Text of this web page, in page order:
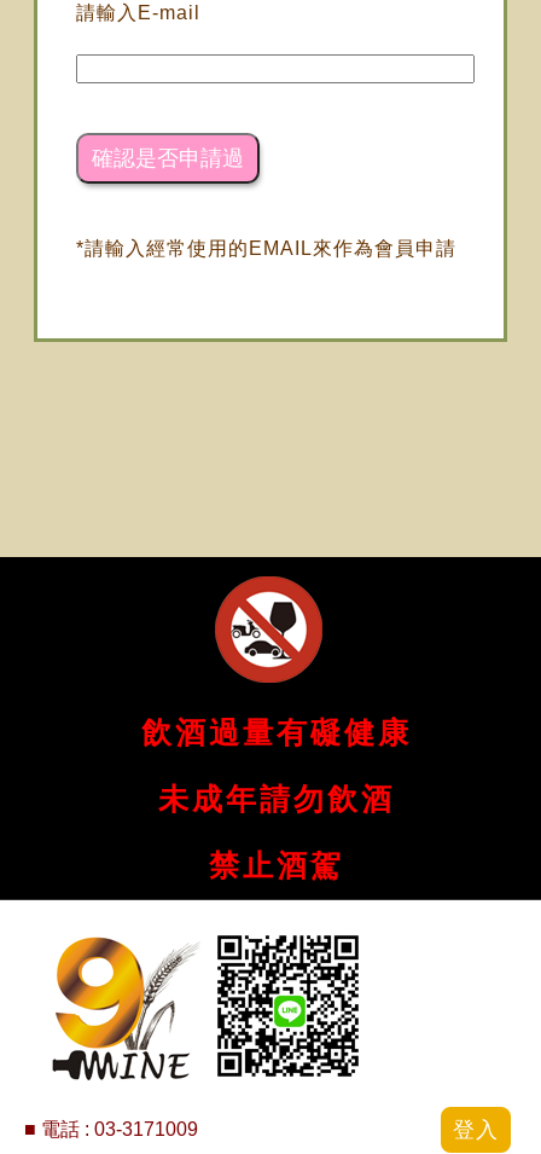
請輸入E-mail
*請輸入經常使用的EMAIL來作為會員申請
飲酒過量有礙健康
未成年請勿飲酒
禁止酒駕
■ 電話 : 03-3171009 登入